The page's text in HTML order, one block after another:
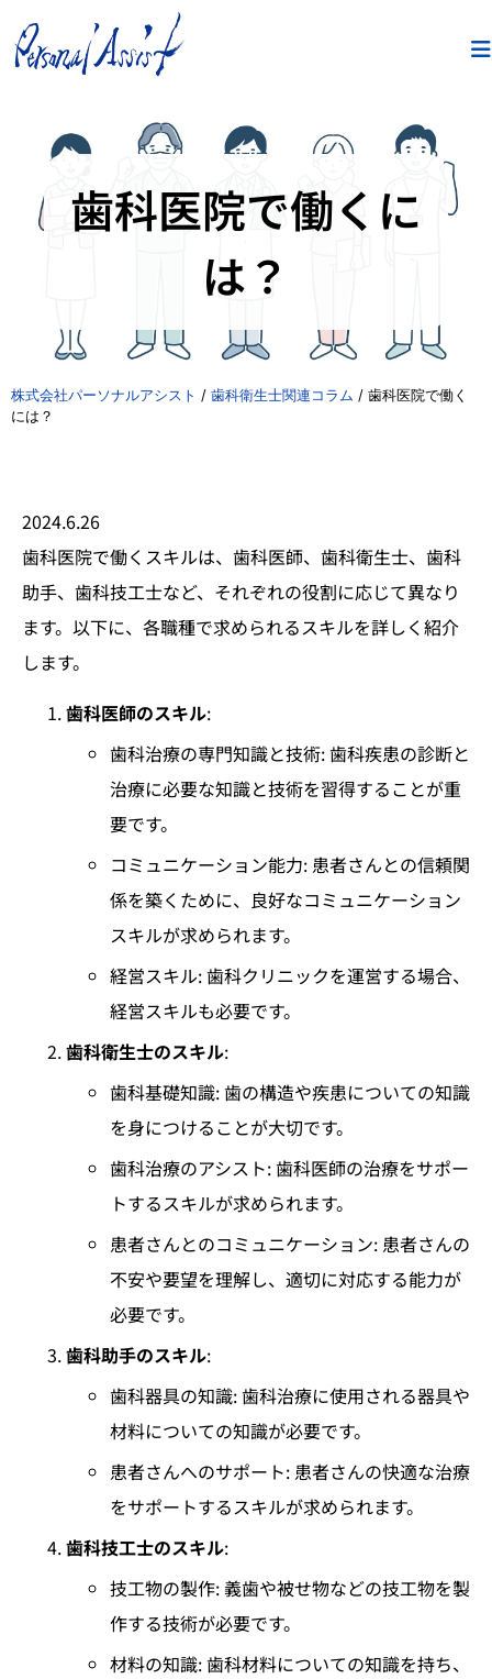
歯科医院で働くに
は？
株式会社パーソナルアシスト / 歯科衛生士関連コラム / 歯科医院で働く
には？
2024.6.26
歯科医院で働くスキルは、歯科医師、歯科衛生士、歯科
助手、歯科技工士など、それぞれの役割に応じて異なり
ます。以下に、各職種で求められるスキルを詳しく紹介
します。
歯科医師のスキル:
歯科治療の専門知識と技術: 歯科疾患の診断と
治療に必要な知識と技術を習得することが重
要です。
コミュニケーション能力: 患者さんとの信頼関
係を築くために、良好なコミュニケーション
スキルが求められます。
経営スキル: 歯科クリニックを運営する場合、
経営スキルも必要です。
歯科衛生士のスキル:
歯科基礎知識: 歯の構造や疾患についての知識
を身につけることが大切です。
歯科治療のアシスト: 歯科医師の治療をサポー
トするスキルが求められます。
患者さんとのコミュニケーション: 患者さんの
不安や要望を理解し、適切に対応する能力が
必要です。
歯科助手のスキル:
歯科器具の知識: 歯科治療に使用される器具や
材料についての知識が必要です。
患者さんへのサポート: 患者さんの快適な治療
をサポートするスキルが求められます。
歯科技工士のスキル:
技工物の製作: 義歯や被せ物などの技工物を製
作する技術が必要です。
材料の知識: 歯科材料についての知識を持ち、